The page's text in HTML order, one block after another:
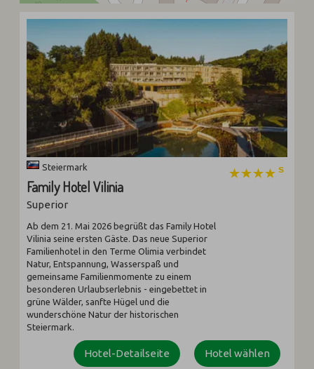
Steiermark
Family Hotel Vilinia
Superior
Ab dem 21. Mai 2026 begrüßt das Family Hotel
Vilinia seine ersten Gäste. Das neue Superior
Familienhotel in den Terme Olimia verbindet
Natur, Entspannung, Wasserspaß und
gemeinsame Familienmomente zu einem
besonderen Urlaubserlebnis - eingebettet in
grüne Wälder, sanfte Hügel und die
wunderschöne Natur der historischen
Steiermark.
Hotel wählen
Hotel-Detailseite